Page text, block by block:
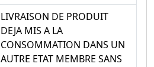
LIVRAISON DE PRODUIT
DEJA MIS A LA
CONSOMMATION DANS UN
AUTRE ETAT MEMBRE SANS